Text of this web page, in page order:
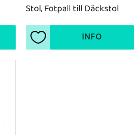
Stol, Fotpall till Däckstol
Lägg till i favoriter
INFO